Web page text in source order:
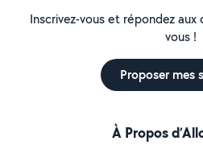
Inscrivez-vous et répondez
vous !
Proposer mes
À Propos